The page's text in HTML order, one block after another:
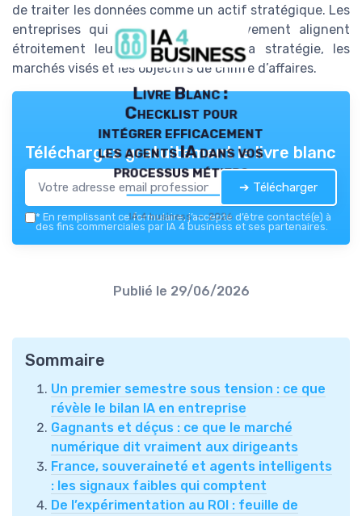
de traiter les données comme un actif stratégique. Les
entreprises qui réussissent ce mouvement alignent
étroitement leurs projets IA avec la stratégie, les
marchés visés et les objectifs de chiffre d’affaires.
Livre Blanc :
Checklist pour
intégrer efficacement
les agents IA dans vos
processus métiers
IA 4 business — 2026
Téléchargez gratuitement le livre blanc
➔ Télécharger
* En remplissant ce formulaire, j’accepte d’être contacté(e) à
des fins commerciales par IA 4 business et ses partenaires.
Publié le 29/06/2026
Sommaire
Un premier semestre sous tension : ce que
révèle le bilan IA en entreprise
Gagnants et déçus : ce que le marché
numérique dit vraiment aux dirigeants
France, souveraineté et agents intelligents
: les signaux faibles qui comptent
De l’expérimentation au ROI : feuille de